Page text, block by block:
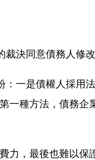
決同意債務人修
：一是債權人採用
一種方法，債務
力，最後也難以保